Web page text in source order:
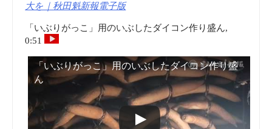
大を｜秋田魁新報電子版
「いぶりがっこ」用のいぶしたダイコン作り盛ん,
0:51
「いぶりがっこ」用のいぶしたダイコン作り盛
ん